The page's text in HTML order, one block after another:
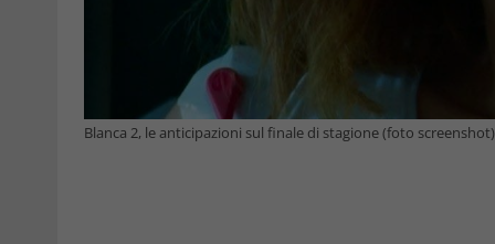
Blanca 2, le anticipazioni sul finale di stagione (foto